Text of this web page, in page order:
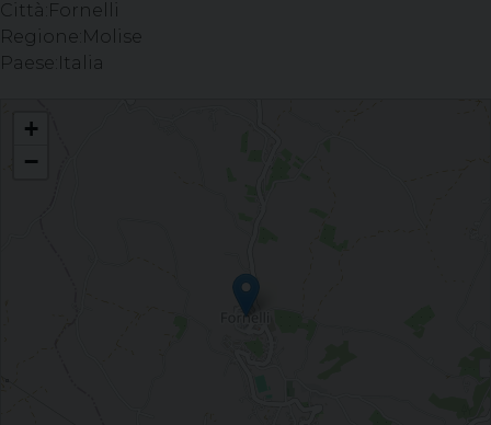
Città: Fornelli
Regione: Molise
Paese: Italia
Arcangelo, FORNELLI (IS)
+
−